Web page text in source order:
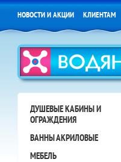
НОВОСТИ И АКЦИИ КЛИЕНТАМ
ДУШЕВЫЕ КАБИНЫ И
ОГРАЖДЕНИЯ
ВАННЫ АКРИЛОВЫЕ
МЕБЕЛЬ